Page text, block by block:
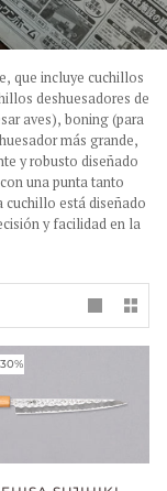
que incluye cuchillos
deshuesadores de
aves), boning (para
más grande,
y robusto diseñado
una punta tanto
cuchillo está diseñado
y facilidad en la